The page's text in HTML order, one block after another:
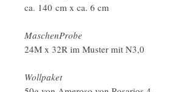
ca. 140 cm x ca. 6 cm
MaschenProbe
24M x 32R im Muster mit N3,0
Wollpaket